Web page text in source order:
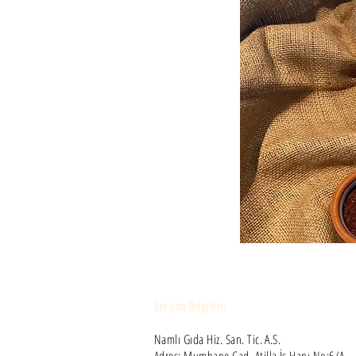
İletişim Bilgileri:
Namlı Gıda Hiz. San. Tic. A.S.